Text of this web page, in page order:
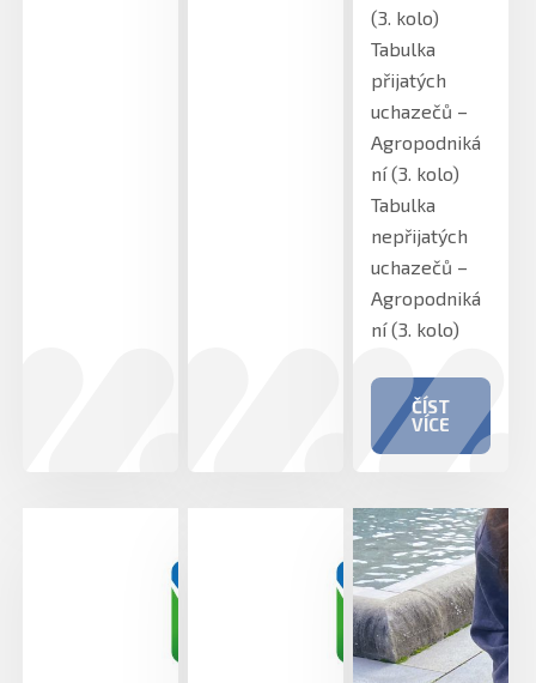
(3. kolo)
Tabulka
přijatých
uchazečů –
Agropodniká
ní (3. kolo)
Tabulka
nepřijatých
uchazečů –
Agropodniká
ní (3. kolo)
ČÍST
VÍCE